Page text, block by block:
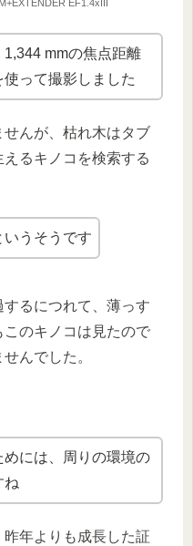
EF1.4xIII
mmの焦点距離
って撮影しました
んが、枯れ木はタブ
るキノコを検索する
いうそうです
るにつれて、薄っす
のキノコは見たので
んでした。
には、周りの環境の
ね
年よりも成長した証